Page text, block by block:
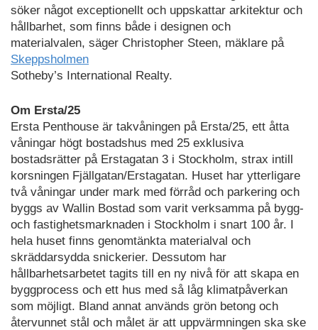
söker något exceptionellt och uppskattar arkitektur och
hållbarhet, som finns både i designen och
materialvalen, säger Christopher Steen, mäklare på
Skeppsholmen
Sotheby’s International Realty.
Om Ersta/25
Ersta Penthouse är takvåningen på Ersta/25, ett åtta
våningar högt bostadshus med 25 exklusiva
bostadsrätter på Erstagatan 3 i Stockholm, strax intill
korsningen Fjällgatan/Erstagatan. Huset har ytterligare
två våningar under mark med förråd och parkering och
byggs av Wallin Bostad som varit verksamma på bygg-
och fastighetsmarknaden i Stockholm i snart 100 år. I
hela huset finns genomtänkta materialval och
skräddarsydda snickerier. Dessutom har
hållbarhetsarbetet tagits till en ny nivå för att skapa en
byggprocess och ett hus med så låg klimatpåverkan
som möjligt. Bland annat används grön betong och
återvunnet stål och målet är att uppvärmningen ska ske